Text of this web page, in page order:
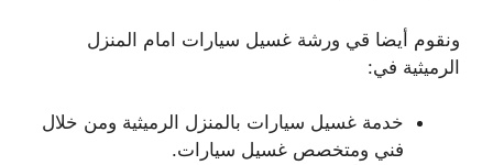
ونقوم أيضا قي ورشة غسيل سيارات امام المنزل
الرميثية في:
خدمة غسيل سيارات بالمنزل الرميثية ومن خلال
فني ومتخصص غسيل سيارات.